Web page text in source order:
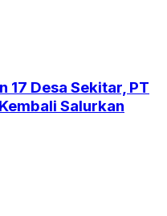
17 Desa Sekitar, PT
Salurkan